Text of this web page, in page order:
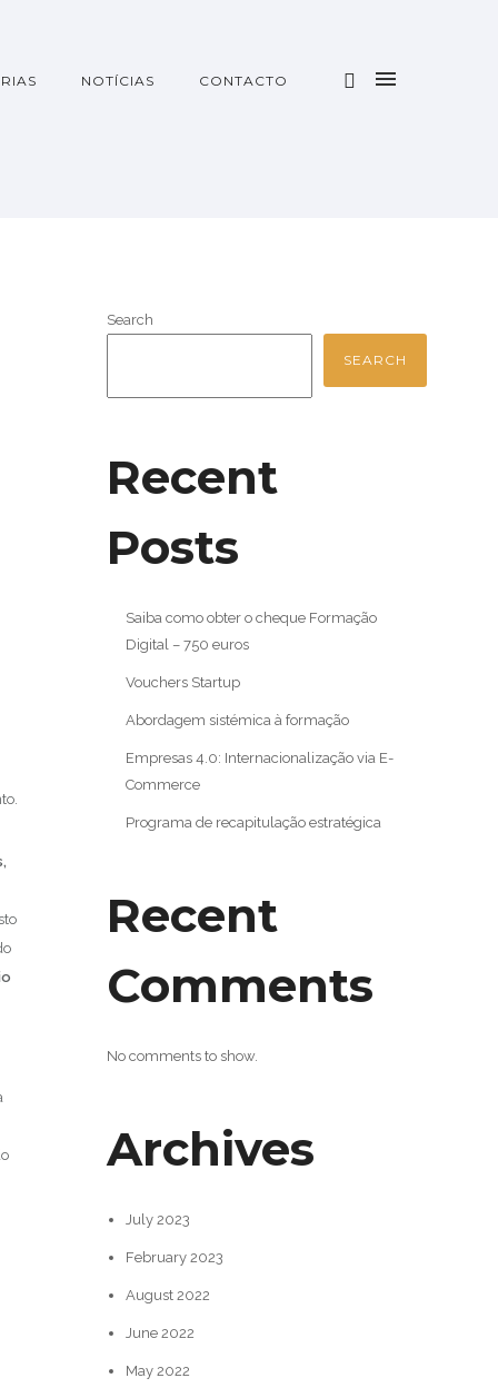
NOTÍCIAS CONTACTO
Search
SEARCH
Recent
Posts
Saiba como obter o cheque Formação
Digital – 750 euros
Vouchers Startup
Abordagem sistémica à formação
Empresas 4.0: Internacionalização via E-
Commerce
Programa de recapitulação estratégica
Recent
Comments
No comments to show.
Archives
July 2023
February 2023
August 2022
June 2022
May 2022